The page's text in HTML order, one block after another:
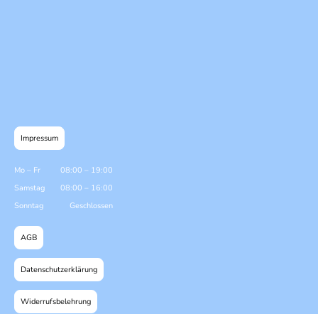
Impressum
Mo – Fr 08:00 – 19:00
Samstag
08:00 – 16:00
Sonntag
Geschlossen
AGB
Datenschutzerklärung
Widerrufsbelehrung